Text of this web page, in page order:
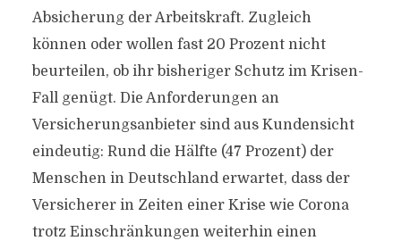
Absicherung der Arbeitskraft. Zugleich
können oder wollen fast 20 Prozent nicht
beurteilen, ob ihr bisheriger Schutz im Krisen-
Fall genügt. Die Anforderungen an
Versicherungsanbieter sind aus Kundensicht
eindeutig: Rund die Hälfte (47 Prozent) der
Menschen in Deutschland erwartet, dass der
Versicherer in Zeiten einer Krise wie Corona
trotz Einschränkungen weiterhin einen